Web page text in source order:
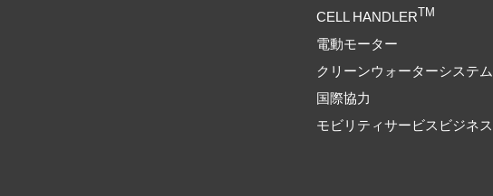
CELL HANDLERTM
電動モーター
クリーンウォーターシステム
国際協力
モビリティサービスビジネス